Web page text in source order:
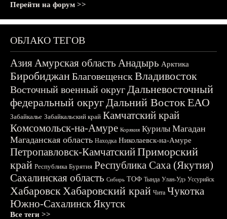
Перейти на форум >>
ОБЛАКО ТЕГОВ
АзияАмурская область Анадырь Арктика
БиробиджанБлаговещенскВладивосток
Восточный военный округДальневосточный
федеральный округДальний ВостокЕАО
Забайкалье Забайкальский край Камчатский край
Комсомольск-на-Амуре Корякия Курилы Магадан
Магаданская область Находка Николаевск-на-Амуре
Петропавловск-КамчатскийПриморский
край Республика Бурятия Республика Саха (Якутия)
Сахалинская область Сибирь ТОФ Тында Улан-Удэ Уссурийск
ХабаровскХабаровский край Чита Чукотка
Южно-СахалинскЯкутск
Все теги >>